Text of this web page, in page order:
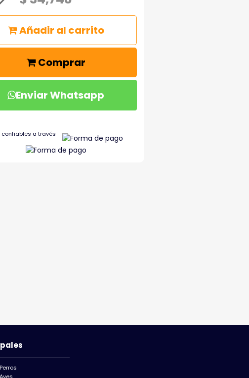
Añadir al carrito
Comprar
Enviar Whatsapp
confiables a través
Perros